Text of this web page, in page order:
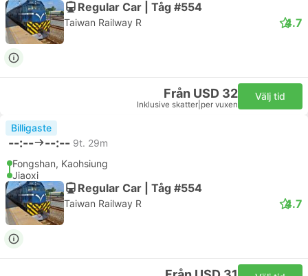
Regular Car | Tåg #554
Taiwan Railway R 4.7
Från USD 32
Inklusive skatter per vuxen
Välj tid
Billigaste
--:-- --:-- 9t. 29m
Fongshan, Kaohsiung
Jiaoxi
Regular Car | Tåg #554
Taiwan Railway R 4.7